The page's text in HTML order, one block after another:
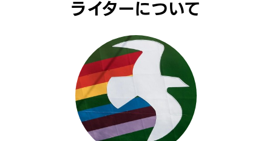
ライターについて